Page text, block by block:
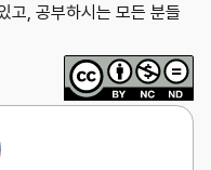
고, 공부하시는 모든 분들